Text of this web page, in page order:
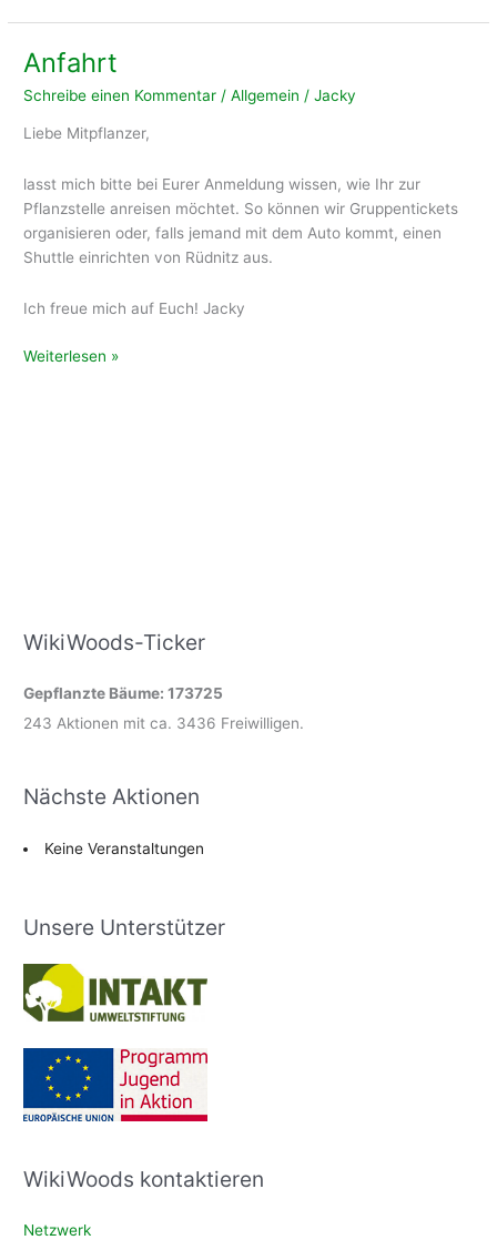
Anfahrt
Schreibe einen Kommentar /Allgemein /Jacky
Liebe Mitpflanzer,
lasst mich bitte bei Eurer Anmeldung wissen, wie Ihr zur
Pflanzstelle anreisen möchtet. So können wir Gruppentickets
organisieren oder, falls jemand mit dem Auto kommt, einen
Shuttle einrichten von Rüdnitz aus.
Ich freue mich auf Euch! Jacky
Anfahrt
Weiterlesen »
WikiWoods-Ticker
Gepflanzte Bäume: 173725
243 Aktionen mit ca. 3436 Freiwilligen.
Nächste Aktionen
Keine Veranstaltungen
Unsere Unterstützer
WikiWoods kontaktieren
Netzwerk